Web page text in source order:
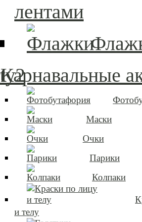
лентами
Карнавальные
Маски
Очки
Парики
Колпаки
и телу